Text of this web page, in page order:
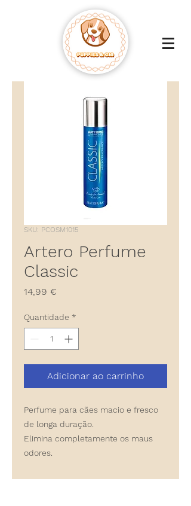
SKU: PCOSM1015
Artero Perfume
Classic
14,99 €
Quantidade *
Adicionar ao carrinho
Perfume para cães macio e fresco
de longa duração.
Elimina completamente os maus
odores.